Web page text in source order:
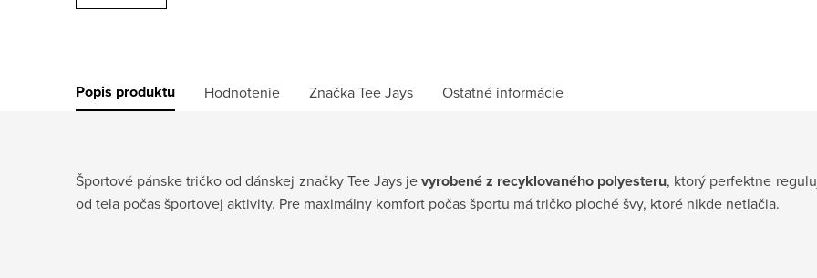
Popis produktu Hodnotenie ZnačkaTee Jays Ostatné informácie
Športové pánske tričko od dánskej značky Tee Jays jevyrobené z recyklovaného polyesteru, ktorý perfektne
od tela počas športovej aktivity. Pre maximálny komfort počas športu má tričko ploché švy, ktoré nikde netlačia.